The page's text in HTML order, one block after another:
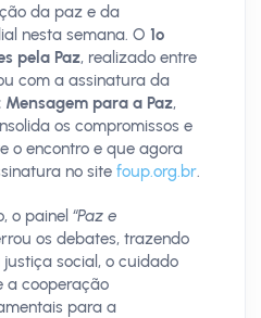
da paz e da
nesta semana. O 1º
pela Paz, realizado entre
com a assinatura da
Mensagem para a Paz,
os compromissos e
o encontro e que agora
no site foup.org.br.
o painel “Paz e
os debates, trazendo
justiça social, o cuidado
a cooperação
para a